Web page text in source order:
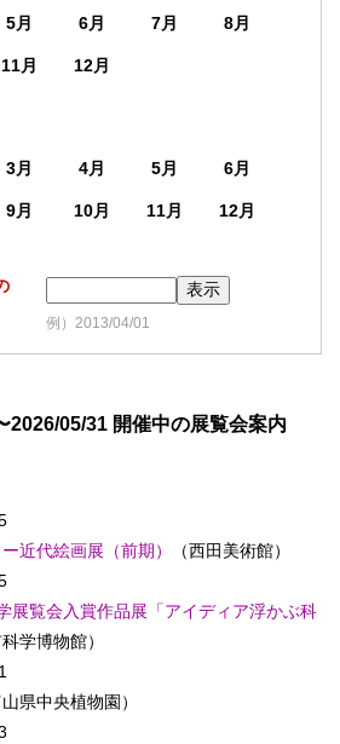
5月 6月 7月 8月
11月 12月
3月 4月 5月 6月
9月 10月 11月 12月
例）2013/04/01
2026/05/31 開催中の展覧会案内
近代絵画展（前期）
（西田美術館）
展覧会入賞作品展「アイディア浮かぶ科
科学博物館）
山県中央植物園）